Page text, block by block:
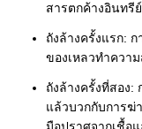
สารตกค้างอินทรี
ถังล้างครั้งแรก:
ของเหลวทำควา
ถังล้างครั้งที่สอง:
แล้วบวกกับการฆ่